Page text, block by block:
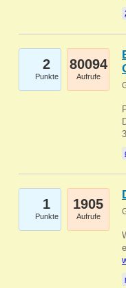
2
Punkte
80094
Aufrufe
1
Punkte
1905
Aufrufe